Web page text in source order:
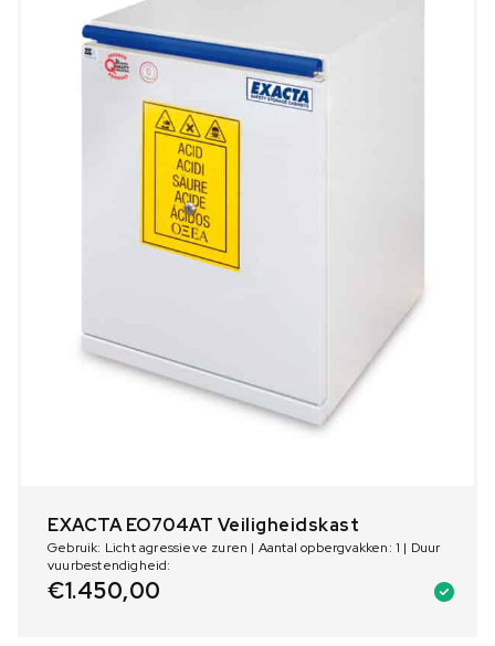
EXACTA EO704AT Veiligheidskast
Gebruik: Licht agressieve zuren | Aantal opbergvakken: 1 | Duur
vuurbestendigheid:
€1.450,00